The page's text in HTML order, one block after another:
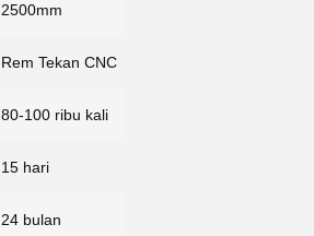
2500mm
Rem Tekan CNC
80-100 ribu kali
15 hari
24 bulan